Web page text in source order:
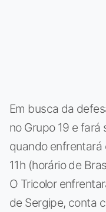
Em busca da
no Grupo 19 e fará
quando enfrentará
11h (horário de
O Tricolor
de Sergipe, conta